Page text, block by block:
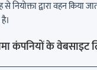
द्वारा वहन किया
कंपनियों के वेबसाइट